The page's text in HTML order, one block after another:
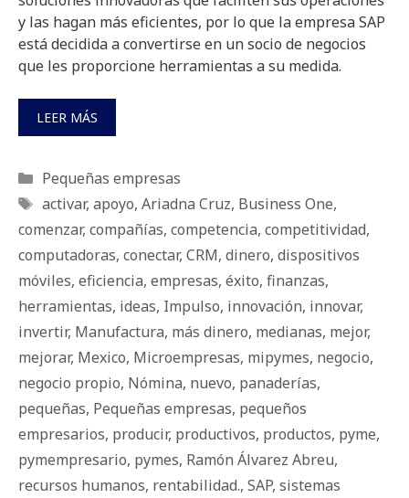
y las hagan más eficientes, por lo que la empresa SAP
está decidida a convertirse en un socio de negocios
que les proporcione herramientas a su medida.
LEER MÁS
Categorías
Pequeñas empresas
Etiquetas
activar, apoyo, Ariadna Cruz, Business One,
comenzar, compañías, competencia, competitividad,
computadoras, conectar, CRM, dinero, dispositivos
móviles, eficiencia, empresas, éxito, finanzas,
herramientas, ideas, Impulso, innovación, innovar,
invertir, Manufactura, más dinero, medianas, mejor,
mejorar, Mexico, Microempresas, mipymes, negocio,
negocio propio, Nómina, nuevo, panaderías,
pequeñas, Pequeñas empresas, pequeños
empresarios, producir, productivos, productos, pyme,
pymempresario, pymes, Ramón Álvarez Abreu,
recursos humanos, rentabilidad., SAP, sistemas